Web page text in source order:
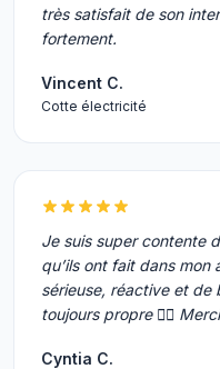
très satisfait de son
fortement.
Vincent C.
Cotte électricité
Je suis super contente
qu’ils ont fait dans
sérieuse, réactive et de
toujours propre 👌🏼
Cyntia C.